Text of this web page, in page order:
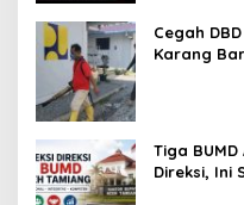
Cegah
Karang
Tiga
Direksi, Ini